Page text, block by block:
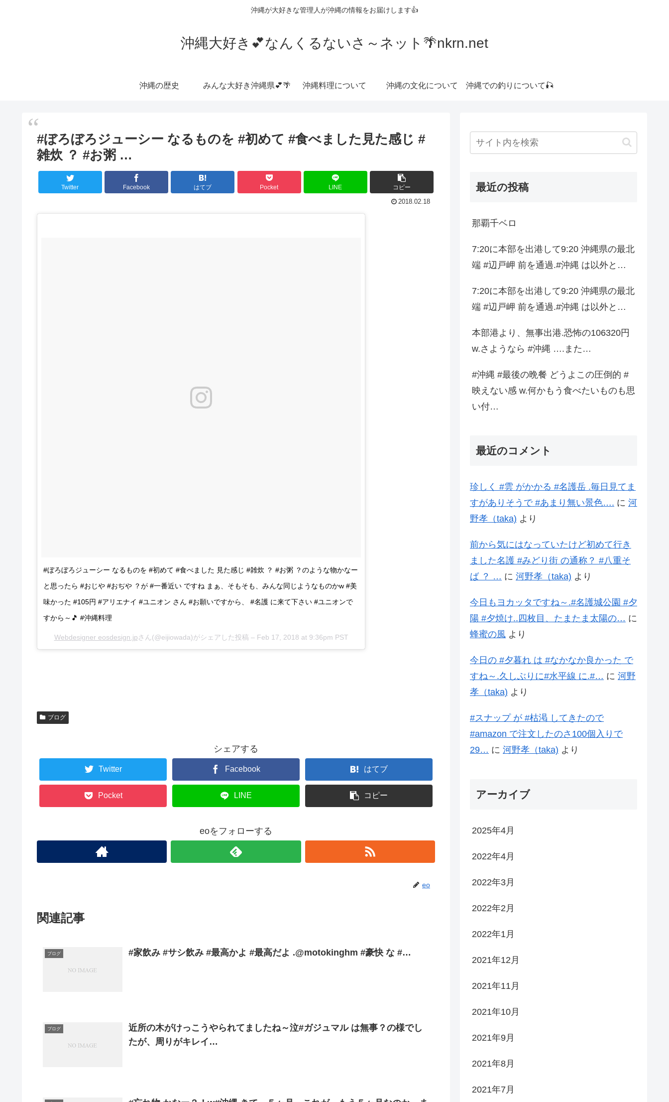
沖縄が大好きな管理人が沖縄の情報をお届けします👍
沖縄大好き💕なんくるないさ～ネット🌴nkrn.net
沖縄の歴史 みんな大好き沖縄県💕🌴 沖縄料理について 沖縄の文化について 沖縄での釣りについて🎣
#ぼろぼろジューシー なるものを #初めて #食べました見た感じ #
雑炊 ？ #お粥 …
Twitter Facebook はてブ Pocket LINE コピー
2018.02.18
#ぼろぼろジューシー なるものを #初めて #食べました 見た感じ #雑炊 ？ #お粥 ？のような物かなー
と思ったら #おじや #おぢや ？が #一番近い ですね まぁ、そもそも、みんな同じようなものかw #美
味かった #105円 #アリエナイ #ユニオン さん #お願いですから、 #名護 に来て下さい #ユニオンで
すから～🎵 #沖縄料理
Webdesigner eosdesign.jpさん(@eijiowada)がシェアした投稿 – Feb 17, 2018 at 9:36pm PST
ブログ
シェアする
Twitter Facebook はてブ
Pocket LINE コピー
eoをフォローする
eo
関連記事
ブログ #家飲み #サシ飲み #最高かよ #最高だよ .@motokinghm #豪快 な #…
ブログ
近所の木がけっこうやられてましたね～泣#ガジュマル は無事？の様でし
たが、周りがキレイ…
最近の投稿
那覇千ベロ
7:20に本部を出港して9:20 沖縄県の最北
端 #辺戸岬 前を通過.#沖縄 は以外と…
7:20に本部を出港して9:20 沖縄県の最北
端 #辺戸岬 前を通過.#沖縄 は以外と…
本部港より、無事出港.恐怖の106320円
w.さようなら #沖縄 ….また…
#沖縄 #最後の晩餐 どうよこの圧倒的 #
映えない感 w.何かもう食べたいものも思
い付…
最近のコメント
珍しく #雲 がかかる #名護岳 .毎日見てま
すがありそうで #あまり無い景色…. に 河
野孝（taka) より
前から気にはなっていたけど初めて行き
ました名護 #みどり街 の通称？ #八重そ
ば ？ … に 河野孝（taka) より
今日もヨカッタですね～.#名護城公園 #夕
陽 #夕焼け..四枚目、たまたま太陽の… に
蜂蜜の風 より
今日の #夕暮れ は #なかなか良かった で
すね～.久しぶりに#水平線 に.#… に 河野
孝（taka) より
#スナップ が #枯渇 してきたので
#amazon で注文したのさ100個入りで
29… に 河野孝（taka) より
アーカイブ
2025年4月
2022年4月
2022年3月
2022年2月
2022年1月
2021年12月
2021年11月
2021年10月
2021年9月
2021年8月
2021年7月